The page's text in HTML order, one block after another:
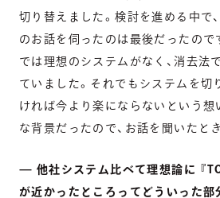
切り替えました。検討を進める中で、
のお話を伺ったのは最後だったので
では理想のシステムがなく、消去法
ていました。それでもシステムを切
ければ今より楽にならないという想
な背景だったので、お話を聞いたと
— 他社システム比べて理想論に 『
が近かったところってどういった部